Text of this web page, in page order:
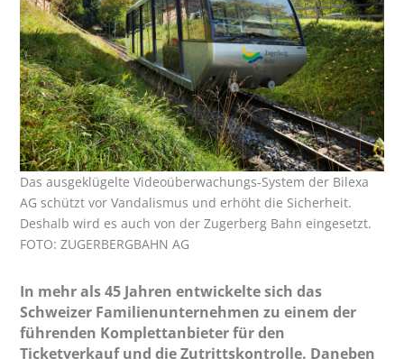
Das ausgeklügelte Videoüberwachungs-System der Bilexa
AG schützt vor Vandalismus und erhöht die Sicherheit.
Deshalb wird es auch von der Zugerberg Bahn eingesetzt.
FOTO: ZUGERBERGBAHN AG
In mehr als 45 Jahren entwickelte sich das
Schweizer Familienunternehmen zu einem der
führenden Komplettanbieter für den
Ticketverkauf und die Zutrittskontrolle. Daneben